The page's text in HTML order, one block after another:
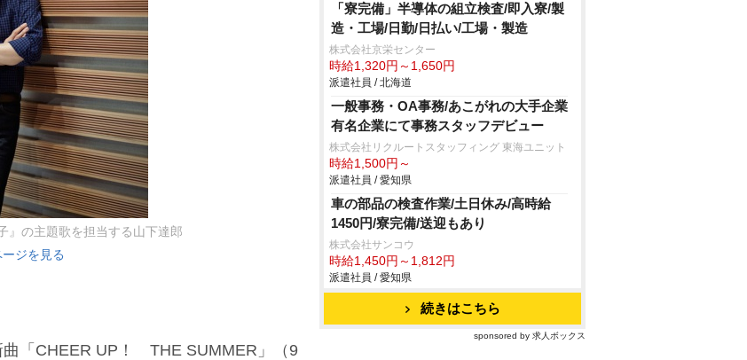
』の主題歌を担当する山下達郎
ジを見る
「CHEER UP！ THE SUMMER」（9
「寮完備」半導体の組立検査/即入寮/製
造・工場/日勤/日払い/工場・製造
株式会社京栄センター
時給1,320円～1,650円
派遣社員 / 北海道
一般事務・OA事務/あこがれの大手企業
有名企業にて事務スタッフデビュー
株式会社リクルートスタッフィング 東海ユニット
時給1,500円～
派遣社員 / 愛知県
車の部品の検査作業/土日休み/高時給
1450円/寮完備/送迎もあり
株式会社サンコウ
時給1,450円～1,812円
派遣社員 / 愛知県
続きはこちら
sponsored by 求人ボックス